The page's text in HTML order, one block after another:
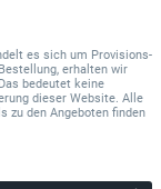
es sich um Provisions-
erhalten wir
bedeutet keine
dieser Website. Alle
zu den Angeboten finden